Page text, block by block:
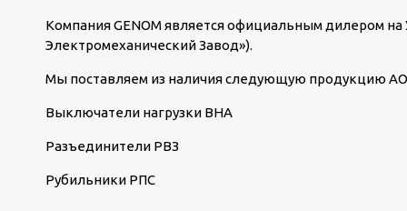
Компания GENOM является официальным дилером
Электромеханический Завод»).
Мы поставляем из наличия следующую продукцию
Выключатели нагрузки ВНА
Разъединители РВЗ
Рубильники РПС